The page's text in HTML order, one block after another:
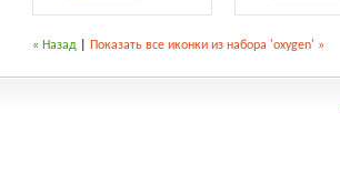
« Назад Показать все иконки из набора 'oxygen' »